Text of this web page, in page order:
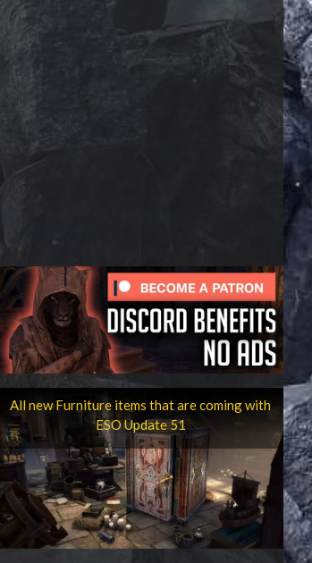
All new Furniture items that are coming with
ESO Update 51